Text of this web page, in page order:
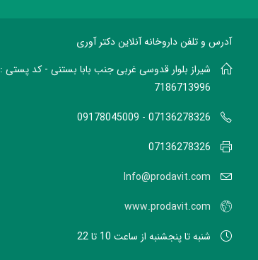
آدرس و تلفن داروخانه آنلاین دکتر آوری
شیراز بلوار قدوسی غربی جنب بابا بستنی - کد پستی :
7186713996
07136278326 - 09178045009
07136278326
Info@prodavit.com
www.prodavit.com
شنبه تا پنجشنبه از ساعت 10 تا 22